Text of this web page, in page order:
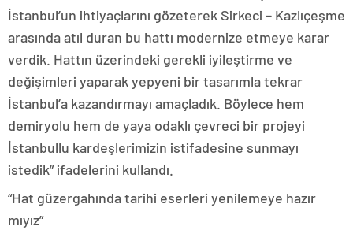
İstanbul’un ihtiyaçlarını gözeterek Sirkeci – Kazlıçeşme
arasında atıl duran bu hattı modernize etmeye karar
verdik. Hattın üzerindeki gerekli iyileştirme ve
değişimleri yaparak yepyeni bir tasarımla tekrar
İstanbul’a kazandırmayı amaçladık. Böylece hem
demiryolu hem de yaya odaklı çevreci bir projeyi
İstanbullu kardeşlerimizin istifadesine sunmayı
istedik” ifadelerini kullandı.
“Hat güzergahında tarihi eserleri yenilemeye hazır
mıyız”